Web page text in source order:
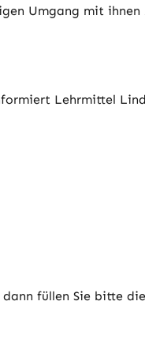
Umgang mit
Lehrmittel
füllen Sie bitte